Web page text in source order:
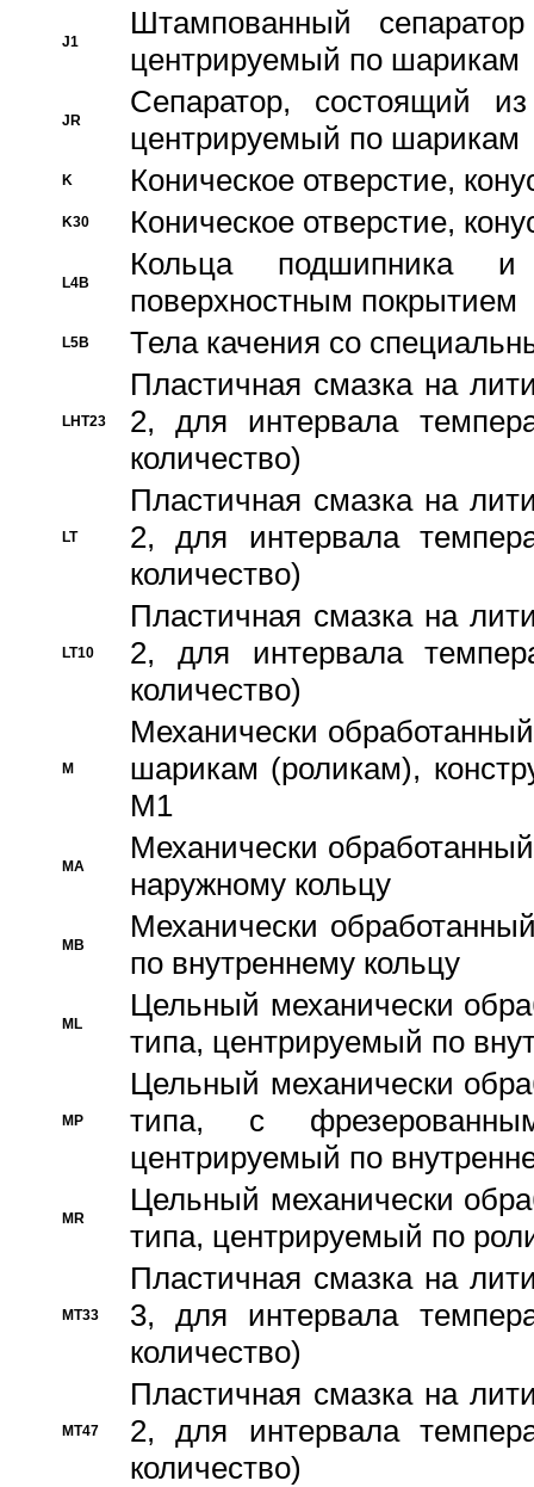
J1
Штампованный
центрируемый по шарикам
JR
Сепаратор, состоящий
центрируемый по шарикам
K Коническое отверстие,
K30 Коническое отверстие,
L4B
Кольца подшипника
поверхностным покрытием
L5B Тела качения со
LHT23
Пластичная смазка на
2, для интервала
количество)
LT
Пластичная смазка на
2, для интервала
количество)
LT10
Пластичная смазка на
2, для интервала
количество)
M
Механически
шарикам (роликам),
M1
MA
Механически
наружному кольцу
MB
Механически
по внутреннему кольцу
ML
Цельный механически
типа, центрируемый по
MP
Цельный механически
типа, с
центрируемый по
MR
Цельный механически
типа, центрируемый по
MT33
Пластичная смазка на
3, для интервала
количество)
MT47
Пластичная смазка на
2, для интервала
количество)